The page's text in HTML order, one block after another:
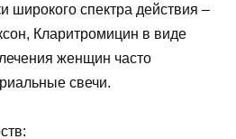
широкого спектра действия –
Кларитромицин в виде
женщин часто
свечи.